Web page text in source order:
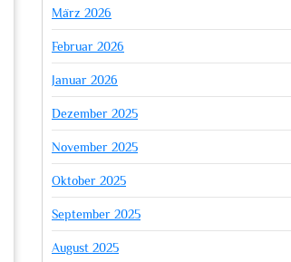
März 2026
Februar 2026
Januar 2026
Dezember 2025
November 2025
Oktober 2025
September 2025
August 2025